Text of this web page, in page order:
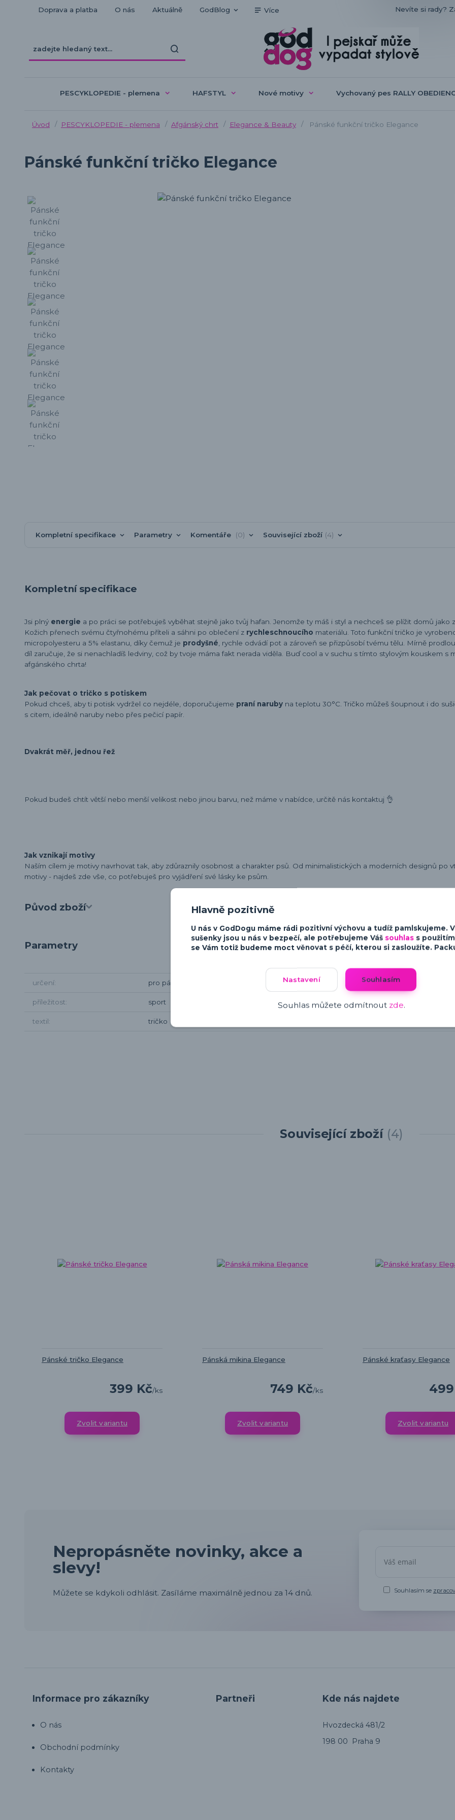
Doprava a platba O nás Aktuálně GodBlog Více Nevíte si rady?
PESCYKLOPEDIE - plemena HAFSTYL Nové motivy Vychovaný pes RALLY
Úvod PESCYKLOPEDIE - plemena Afgánský chrt Elegance & Beauty Pánské funkční tričko Elegance
Pánské funkční tričko Elegance
Kompletní specifikace Parametry Komentáře 0 Související zboží 4
Kompletní specifikace
Jsi plný energie a po práci se potřebuješ vyběhat stejně jako tvůj hafan. Jenomže ty máš i styl a nechceš se plížit domů jako
Kožich přenech svému čtyřnohému příteli a sáhni po oblečení z rychleschnoucího materiálu. Toto funkční tričko je
micropolyesteru a 5% elastanu, díky čemuž je prodyšné , rychle odvádí pot a zároveň se přizpůsobí tvému tělu. Mírně
díl zaručuje, že si nenachladíš ledviny, což by tvoje máma fakt nerada viděla. Buď cool a v suchu s tímto stylovým kouskem s
afgánského chrta!
Jak pečovat o tričko s potiskem
Pokud chceš, aby ti potisk vydržel co nejdéle, doporučujeme praní naruby na teplotu 30°C. Tričko můžeš šoupnout i do
s citem, ideálně naruby nebo přes pečicí papír.
Dvakrát měř, jednou řež
Pokud budeš chtít větší nebo menší velikost nebo jinou barvu, než máme v nabídce, určitě nás kontaktuj 👌
Jak vznikají motivy
Naším cílem je motivy navrhovat tak, aby zdůraznily osobnost a charakter psů. Od minimalistických a moderních designů po
motivy - najdeš zde vše, co potřebuješ pro vyjádření své lásky ke psům.
Původ zboží
Parametry
určení pro pány
příležitost sport
textil tričko
Související zboží 4
Pánské tričko Elegance
399 Kč/ks
Zvolit variantu
Pánská mikina Elegance
749 Kč/ks
Zvolit variantu
Pánské kraťasy Elegance
Zvolit variantu
Nepropásněte novinky, akce a
slevy!
Můžete se kdykoli odhlásit. Zasíláme maximálně jednou za 14 dnů. Souhlasím se
Informace pro zákazníky
O nás
Obchodní podmínky
Kontakty
Partneři Kde nás najdete
Hvozdecká 481/2
198 00 Praha 9
Hlavně pozitivně
U nás v GodDogu máme rádi pozitivní výchovu a tudíž pamlskujeme.
sušenky jsou u nás v bezpečí, ale potřebujeme Váš souhlas s
se Vám totiž budeme moct věnovat s péčí, kterou si zasloužíte.
Nastavení Souhlasím
Souhlas můžete odmítnout zde.